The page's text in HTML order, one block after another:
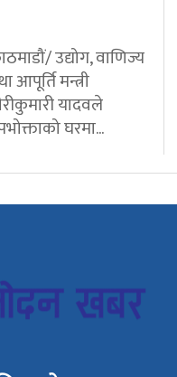
उद्योग, वाणिज्य
आपूर्ति मन्त्री
यादवले
घरमा...